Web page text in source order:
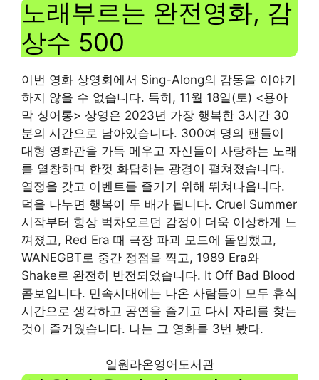
노래부르는 완전영화, 감
상수 500
이번 영화 상영회에서 Sing-Along의 감동을 이야기
하지 않을 수 없습니다. 특히, 11월 18일(토) <용아
막 싱어롱> 상영은 2023년 가장 행복한 3시간 30
분의 시간으로 남아있습니다. 300여 명의 팬들이
대형 영화관을 가득 메우고 자신들이 사랑하는 노래
를 열창하며 한껏 화답하는 광경이 펼쳐졌습니다.
열정을 갖고 이벤트를 즐기기 위해 뛰쳐나옵니다.
덕을 나누면 행복이 두 배가 됩니다. Cruel Summer
시작부터 항상 벅차오르던 감정이 더욱 이상하게 느
껴졌고, Red Era 때 극장 파괴 모드에 돌입했고,
WANEGBT로 중간 정점을 찍고, 1989 Era와
Shake로 완전히 반전되었습니다. It Off Bad Blood
콤보입니다. 민속시대에는 나온 사람들이 모두 휴식
시간으로 생각하고 공연을 즐기고 다시 자리를 찾는
것이 즐거웠습니다. 나는 그 영화를 3번 봤다.
일원라온영어도서관